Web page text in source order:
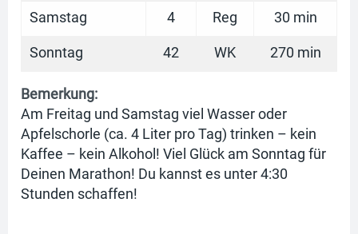
Samstag 4 Reg 30 min
Sonntag 42 WK 270 min
Bemerkung:
Am Freitag und Samstag viel Wasser oder
Apfelschorle (ca. 4 Liter pro Tag) trinken – kein
Kaffee – kein Alkohol! Viel Glück am Sonntag für
Deinen Marathon! Du kannst es unter 4:30
Stunden schaffen!